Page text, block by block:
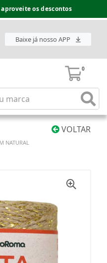
aproveite os descontos
Baixe já nosso APP
0
VOLTAR
NATURAL